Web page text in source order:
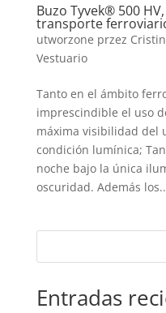
Buzo Tyvek® 500
transporte
utworzone przez
Vestuario
Tanto en el ámbito
imprescindible el uso
máxima visibilidad del
condición lumínica;
noche bajo la única
oscuridad. Además
Entradas